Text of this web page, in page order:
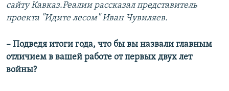
сайту Кавказ.Реалии рассказал представитель
проекта "Идите лесом" Иван Чувиляев.
– Подведя итоги года, что бы вы назвали главным
отличием в вашей работе от первых двух лет
войны?